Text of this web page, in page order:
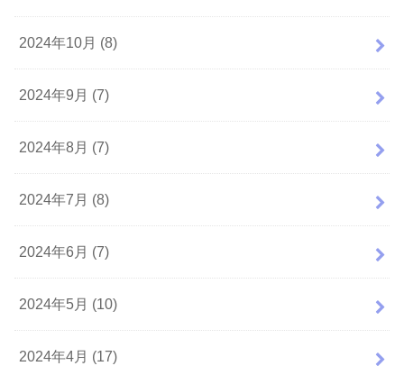
2024年10月 (8)
2024年9月 (7)
2024年8月 (7)
2024年7月 (8)
2024年6月 (7)
2024年5月 (10)
2024年4月 (17)